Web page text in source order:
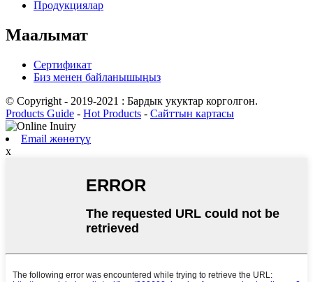
Продукциялар
Маалымат
Сертификат
Биз менен байланышыңыз
© Copyright - 2019-2021 : Бардык укуктар корголгон.
Products Guide - Hot Products - Сайттын картасы
Email жөнөтүү
x